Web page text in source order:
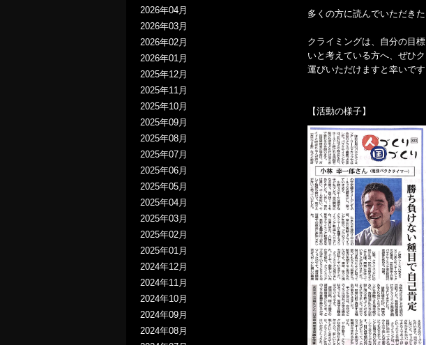
2026年04月
2026年03月
2026年02月
2026年01月
2025年12月
2025年11月
2025年10月
2025年09月
2025年08月
2025年07月
2025年06月
2025年05月
2025年04月
2025年03月
2025年02月
2025年01月
2024年12月
2024年11月
2024年10月
2024年09月
2024年08月
多くの方に読んでいただき
クライミングは、自分の目
いと考えている方へ、ぜひ
運びいただけますと幸いです
【活動の様子】